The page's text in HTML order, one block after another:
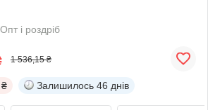
Опт і роздріб
1 536,15 ₴
Залишилось 46 днів